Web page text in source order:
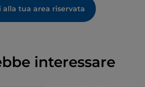
alla tua area riservata
interessare